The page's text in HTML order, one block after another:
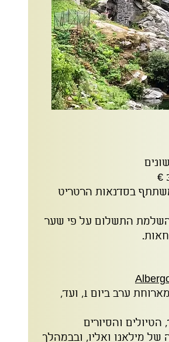
בסדנאות הרטריט
השלמת התשלום על פי שער
כלכלה ע"ב חצי פנסיון, החל מארוחת ערב ביום 1, ועד,
והסיורים
מילאנו ואליו, ובבמהלך